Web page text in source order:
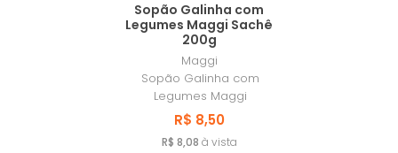
Sopão Galinha com
Legumes Maggi Sachê
200g
Maggi
Sopão Galinha com
Legumes Maggi
R$ 8,50
R$ 8,08 à vista